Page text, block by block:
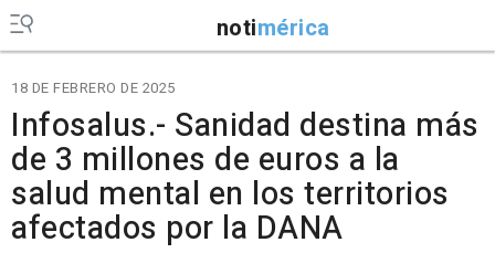
notimérica
18 DE FEBRERO DE 2025
Infosalus.- Sanidad destina más
de 3 millones de euros a la
salud mental en los territorios
afectados por la DANA